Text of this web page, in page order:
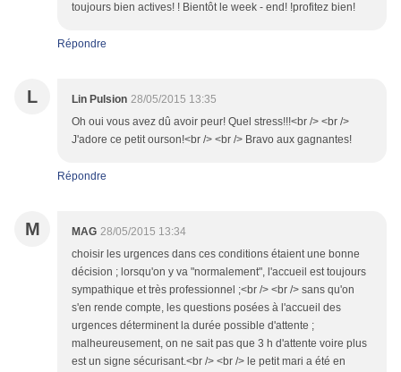
toujours bien actives! ! Bientôt le week - end! !profitez bien!
Répondre
L Lin Pulsion 28/05/2015 13:35
Oh oui vous avez dû avoir peur! Quel stress!!!<br /> <br />
J'adore ce petit ourson!<br /> <br /> Bravo aux gagnantes!
Répondre
M MAG 28/05/2015 13:34
choisir les urgences dans ces conditions étaient une bonne
décision ; lorsqu'on y va "normalement", l'accueil est toujours
sympathique et très professionnel ;<br /> <br /> sans qu'on
s'en rende compte, les questions posées à l'accueil des
urgences déterminent la durée possible d'attente ;
malheureusement, on ne sait pas que 3 h d'attente voire plus
est un signe sécurisant.<br /> <br /> le petit mari a été en